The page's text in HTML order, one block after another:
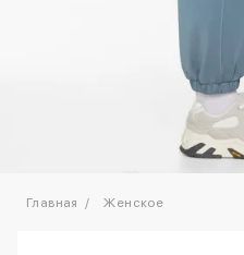
Главная Женское